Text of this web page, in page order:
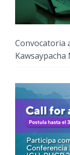
Convocatoria
Kawsaypacha